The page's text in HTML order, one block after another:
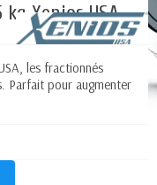
Xenios USA
les fractionnés
Parfait pour augmenter